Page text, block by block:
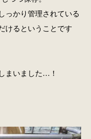
っかり管理されている
けるということです
まいました…！